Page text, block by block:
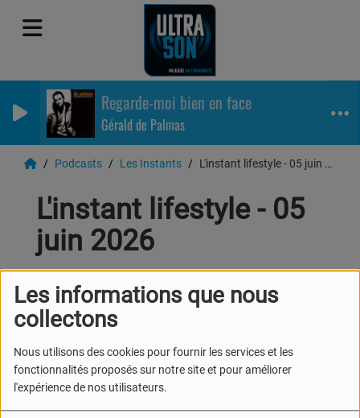
Les informations que nous
collectons
Nous utilisons des cookies pour fournir les services et les
fonctionnalités proposés sur notre site et pour améliorer
l'expérience de nos utilisateurs.
Regarde-moi bien en face
Gérald de Palmas
Podcasts Les Instants L'instant lifestyle - 05 juin 2026
L'instant lifestyle - 05
juin 2026